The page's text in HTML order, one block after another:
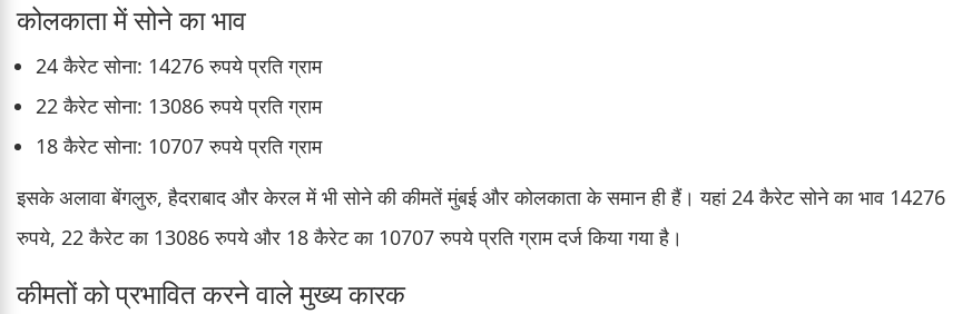
कोलकाता में सोने का भाव
24 कैरेट सोना: 14276 रुपये प्रति ग्राम
22 कैरेट सोना: 13086 रुपये प्रति ग्राम
18 कैरेट सोना: 10707 रुपये प्रति ग्राम
इसके अलावा बेंगलुरु, हैदराबाद और केरल में भी सोने की कीमतें मुंबई और कोलकाता के समान ही हैं। यहां 24 कैरेट सोने का भाव 14276
रुपये, 22 कैरेट का 13086 रुपये और 18 कैरेट का 10707 रुपये प्रति ग्राम दर्ज किया गया है।
कीमतों को प्रभावित करने वाले मुख्य कारक